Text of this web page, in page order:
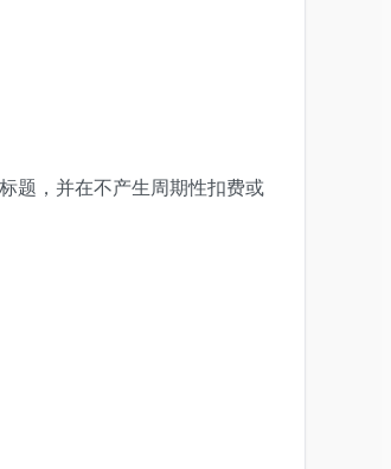
题，并在不产生周期性扣费或